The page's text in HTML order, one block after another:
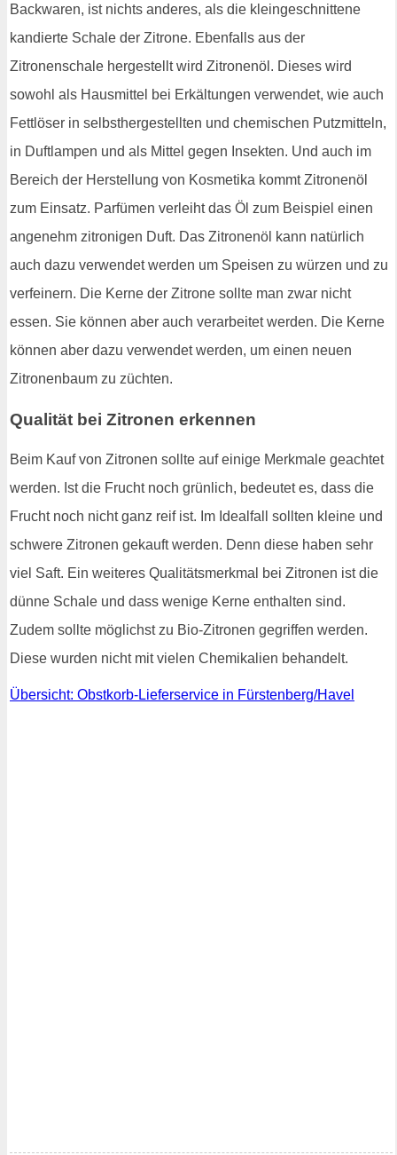
Backwaren, ist nichts anderes, als die kleingeschnittene
kandierte Schale der Zitrone. Ebenfalls aus der
Zitronenschale hergestellt wird Zitronenöl. Dieses wird
sowohl als Hausmittel bei Erkältungen verwendet, wie auch
Fettlöser in selbsthergestellten und chemischen Putzmitteln,
in Duftlampen und als Mittel gegen Insekten. Und auch im
Bereich der Herstellung von Kosmetika kommt Zitronenöl
zum Einsatz. Parfümen verleiht das Öl zum Beispiel einen
angenehm zitronigen Duft. Das Zitronenöl kann natürlich
auch dazu verwendet werden um Speisen zu würzen und zu
verfeinern. Die Kerne der Zitrone sollte man zwar nicht
essen. Sie können aber auch verarbeitet werden. Die Kerne
können aber dazu verwendet werden, um einen neuen
Zitronenbaum zu züchten.
Qualität bei Zitronen erkennen
Beim Kauf von Zitronen sollte auf einige Merkmale geachtet
werden. Ist die Frucht noch grünlich, bedeutet es, dass die
Frucht noch nicht ganz reif ist. Im Idealfall sollten kleine und
schwere Zitronen gekauft werden. Denn diese haben sehr
viel Saft. Ein weiteres Qualitätsmerkmal bei Zitronen ist die
dünne Schale und dass wenige Kerne enthalten sind.
Zudem sollte möglichst zu Bio-Zitronen gegriffen werden.
Diese wurden nicht mit vielen Chemikalien behandelt.
Übersicht: Obstkorb-Lieferservice in Fürstenberg/Havel